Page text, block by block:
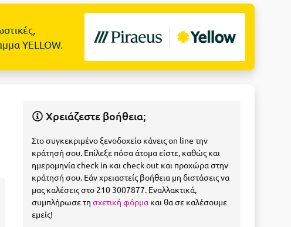
YELLOW.
Χρειάζεστε βοήθεια;
Στο συγκεκριμένο ξενοδοχείο κάνεις on line την
κράτησή σου. Επίλεξε πόσα άτομα είστε, καθώς και
ημερομηνία check in και check out και προχώρα στην
κράτησή σου. Εάν χρειαστείς βοήθεια μη διστάσεις να
μας καλέσεις στο 210 3007877. Εναλλακτικά,
συμπλήρωσε τησχετική φόρμα και θα σε καλέσουμε
εμείς!